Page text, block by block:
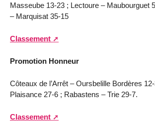
Masseube 13-23 ; Lectoure – Maubourguet
– Marquisat 35-15
Classement
Promotion Honneur
Côteaux de l’Arrêt – Oursbelille Bordères
Plaisance 27-6 ; Rabastens – Trie 29-7.
Classement